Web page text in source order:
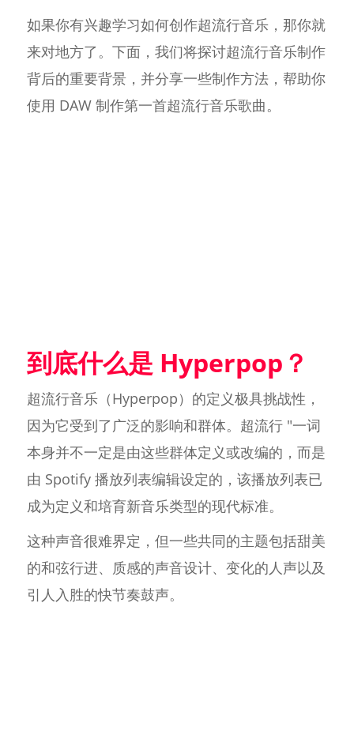
如果你有兴趣学习如何创作超流行音乐，那你就
来对地方了。下面，我们将探讨超流行音乐制作
背后的重要背景，并分享一些制作方法，帮助你
使用 DAW 制作第一首超流行音乐歌曲。
到底什么是 Hyperpop？
超流行音乐（Hyperpop）的定义极具挑战性，
因为它受到了广泛的影响和群体。超流行 "一词
本身并不一定是由这些群体定义或改编的，而是
由 Spotify 播放列表编辑设定的，该播放列表已
成为定义和培育新音乐类型的现代标准。
这种声音很难界定，但一些共同的主题包括甜美
的和弦行进、质感的声音设计、变化的人声以及
引人入胜的快节奏鼓声。